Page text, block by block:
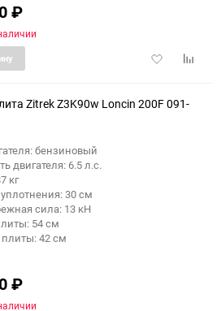
₽
Добавить
Zitrek Z3K90w Loncin 200F 091-
бензиновый
двигателя: 6.5 л.с.
кг
30 см
сила: 13 кН
54 см
42 см
₽